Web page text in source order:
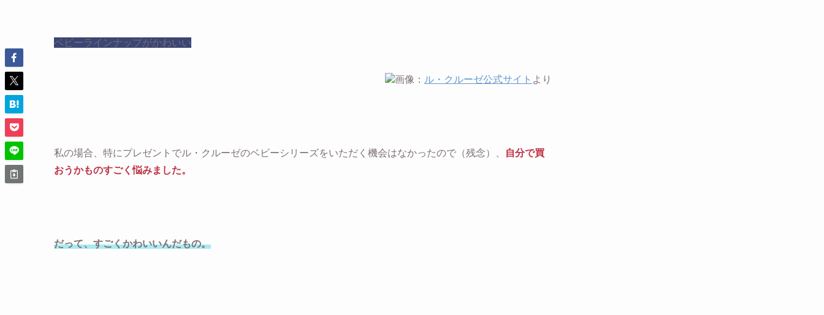
ベビーラインナップがかわいい
画像： ル・クルーゼ公式サイト より
私の場合、特にプレゼントでル・クルーゼのベビーシリーズをいただく機会はなかったので（残念）、
自分で買
おうかものすごく悩みました。
だって、すごくかわいいんだもの。